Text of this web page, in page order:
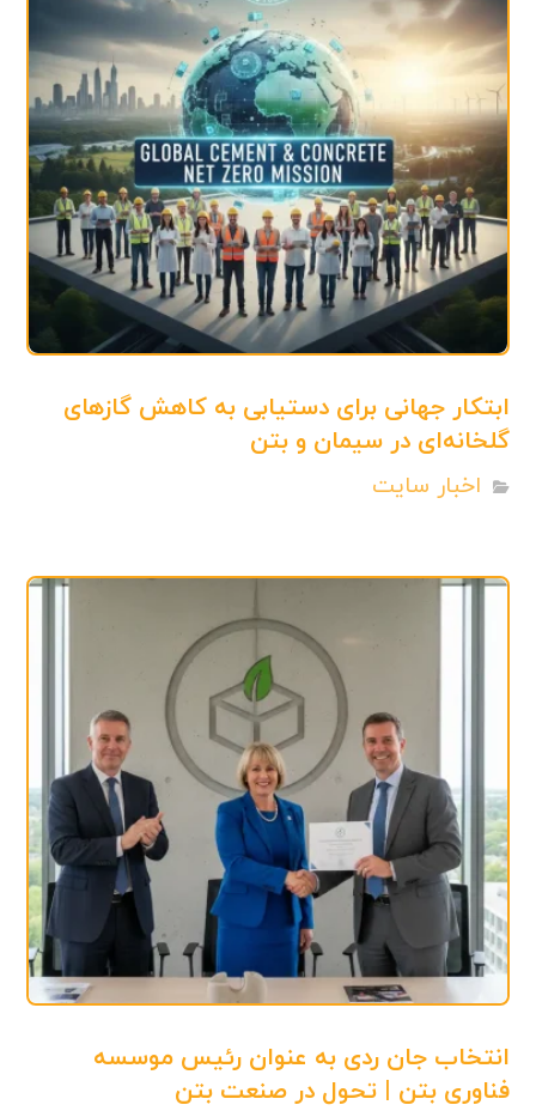
ابتکار جهانی برای دستیابی به کاهش گازهای
گلخانه‌ای در سیمان و بتن
اخبار سایت
انتخاب جان ردی به عنوان رئیس موسسه
فناوری بتن | تحول در صنعت بتن